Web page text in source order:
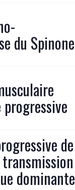
du Spinone
de
dominante